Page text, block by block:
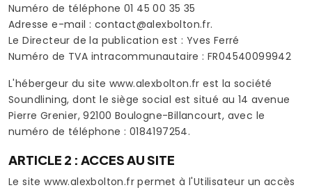
Numéro de téléphone 01 45 00 35 35
Adresse e-mail : contact@alexbolton.fr.
Le Directeur de la publication est : Yves Ferré
Numéro de TVA intracommunautaire : FR04540099942
L'hébergeur du site www.alexbolton.fr est la société
Soundlining, dont le siège social est situé au 14 avenue
Pierre Grenier, 92100 Boulogne-Billancourt, avec le
numéro de téléphone : 0184197254.
ARTICLE 2 : ACCES AU SITE
Le site www.alexbolton.fr permet à l'Utilisateur un accès